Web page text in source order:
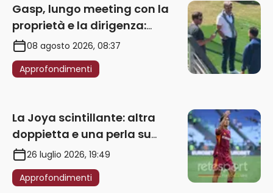
Gasp, lungo meeting con la
proprietà e la dirigenza:
obbligatorio l’acquisto di
un’ala sinistra
08 agosto 2026, 08:37
Approfondimenti
La Joya scintillante: altra
doppietta e una perla su
punizione – VIDEO
26 luglio 2026, 19:49
Approfondimenti